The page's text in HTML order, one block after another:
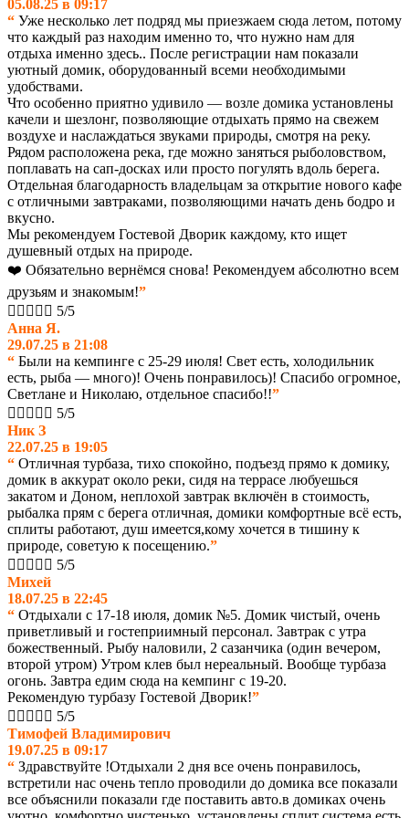
05.08.25 в 09:17
“ Уже несколько лет подряд мы приезжаем сюда летом, потому
что каждый раз находим именно то, что нужно нам для
отдыха именно здесь.. После регистрации нам показали
уютный домик, оборудованный всеми необходимыми
удобствами.
Что особенно приятно удивило — возле домика установлены
качели и шезлонг, позволяющие отдыхать прямо на свежем
воздухе и наслаждаться звуками природы, смотря на реку.
Рядом расположена река, где можно заняться рыболовством,
поплавать на сап-досках или просто погулять вдоль берега.
Отдельная благодарность владельцам за открытие нового кафе
с отличными завтраками, позволяющими начать день бодро и
вкусно.
Мы рекомендуем Гостевой Дворик каждому, кто ищет
душевный отдых на природе.
❤️ Обязательно вернёмся снова! Рекомендуем абсолютно всем
друзьям и знакомым!”
     5/5
Анна Я.
29.07.25 в 21:08
“ Были на кемпинге с 25-29 июля! Свет есть, холодильник
есть, рыба — много)! Очень понравилось)! Спасибо огромное,
Светлане и Николаю, отдельное спасибо!!”
     5/5
Ник З
22.07.25 в 19:05
“ Отличная турбаза, тихо спокойно, подъезд прямо к домику,
домик в аккурат около реки, сидя на террасе любуешься
закатом и Доном, неплохой завтрак включён в стоимость,
рыбалка прям с берега отличная, домики комфортные всë есть,
сплиты работают, душ имеется,кому хочется в тишину к
природе, советую к посещению.”
     5/5
Михей
18.07.25 в 22:45
“ Отдыхали с 17-18 июля, домик №5. Домик чистый, очень
приветливый и гостеприимный персонал. Завтрак с утра
божественный. Рыбу наловили, 2 сазанчика (один вечером,
второй утром) Утром клев был нереальный. Вообще турбаза
огонь. Завтра едим сюда на кемпинг с 19-20.
Рекомендую турбазу Гостевой Дворик!”
     5/5
Тимофей Владимирович
19.07.25 в 09:17
“ Здравствуйте !Отдыхали 2 дня все очень понравилось,
встретили нас очень тепло проводили до домика все показали
все объяснили показали где поставить авто.в домиках очень